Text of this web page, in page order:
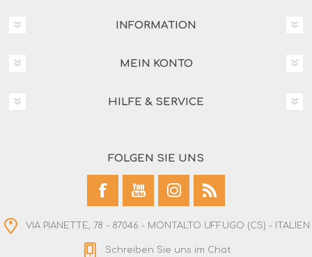
INFORMATION
MEIN KONTO
HILFE & SERVICE
FOLGEN SIE UNS
VIA PIANETTE, 78 - 87046 - MONTALTO UFFUGO (CS) - ITALIEN
Schreiben Sie uns im Chat